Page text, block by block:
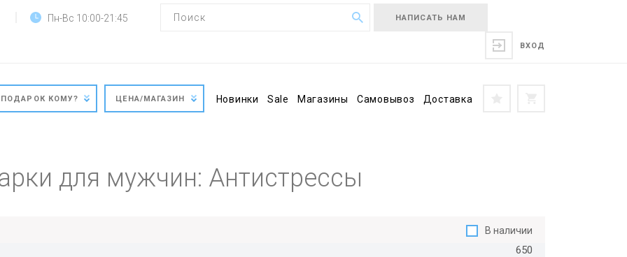
Пн-Вс 10:00-21:45 НАПИСАТЬ НАМ
ВХОД
ПОДАРОК КОМУ? ЦЕНА/МАГАЗИН Новинки Sale Магазины Самовывоз Доставка
для мужчин: Антистрессы
В наличии
650